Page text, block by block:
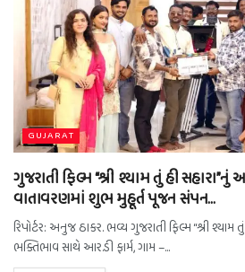
GUJARAT
ગુજરાતી ફિલ્મ “શ્રી શ્યામ તું હી
વાતાવરણમાં શુભ મુહૂર્ત પૂજન સંપન…
રિપોર્ટર: અનુજ ઠાકર. ભવ્ય ગુજરાતી ફિલ્મ “શ્રી
ભક્તિભાવ સાથે આર.ડી ફાર્મ, ગામ –...